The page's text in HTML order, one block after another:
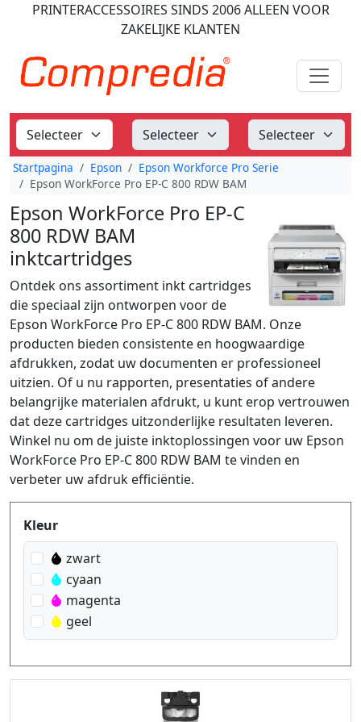
PRINTERACCESSOIRES SINDS 2006ALLEEN VOOR
ZAKELIJKE KLANTEN
Startpagina Epson
Epson Workforce Pro Serie
Epson WorkForce Pro EP-C 800 RDW BAM
Epson WorkForce Pro EP-C
800 RDW BAM
inktcartridges
Ontdek ons assortiment inkt cartridges
die speciaal zijn ontworpen voor de
Epson WorkForce Pro EP-C 800 RDW BAM. Onze
producten bieden consistente en hoogwaardige
afdrukken, zodat uw documenten er professioneel
uitzien. Of u nu rapporten, presentaties of andere
belangrijke materialen afdrukt, u kunt erop vertrouwen
dat deze cartridges uitzonderlijke resultaten leveren.
Winkel nu om de juiste inktoplossingen voor uw Epson
WorkForce Pro EP-C 800 RDW BAM te vinden en
verbeter uw afdruk efficiëntie.
Produktfilter
Kleur
zwart
cyaan
magenta
geel